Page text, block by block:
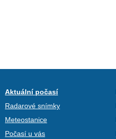
Aktuální počasí
Radarové snímky
Meteostanice
Počasí u vás